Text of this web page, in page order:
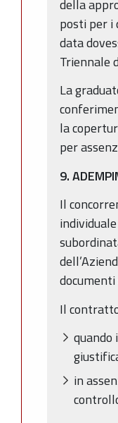
della
posti per i
data
Triennale
La
la
per
9.
Il
Il
quando
in